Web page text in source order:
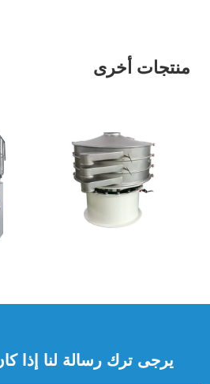
منتجات أخرى
يرجى ترك رسالة لنا إذا